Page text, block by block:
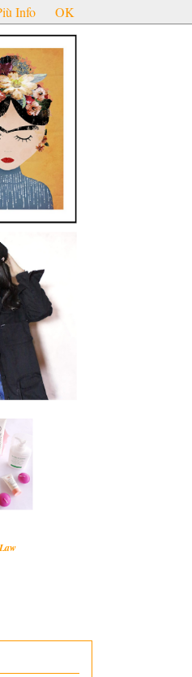
Info OK